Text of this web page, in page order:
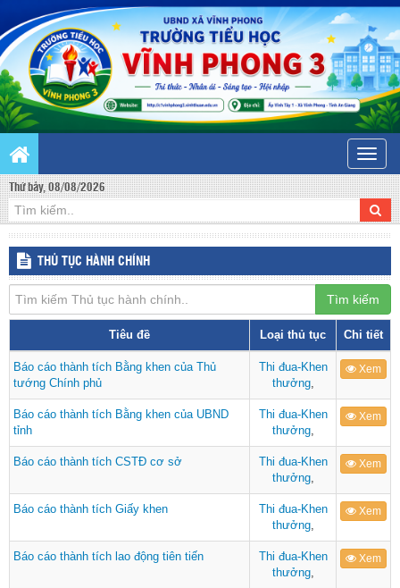
Toggle
Thứ bảy, 08/08/2026
THỦ TỤC HÀNH CHÍNH
Tìm kiếm
Tiêu đề Loại thủ tục Chi tiết
Báo cáo thành tích Bằng khen của Thủ
tướng Chính phủ
Thi đua-Khen
thưởng,
Xem
Báo cáo thành tích Bằng khen của UBND
tỉnh
Thi đua-Khen
thưởng,
Xem
Báo cáo thành tích CSTĐ cơ sở
Thi đua-Khen
thưởng,
Xem
Báo cáo thành tích Giấy khen
Thi đua-Khen
thưởng,
Xem
Báo cáo thành tích lao động tiên tiến
Thi đua-Khen
thưởng,
Xem